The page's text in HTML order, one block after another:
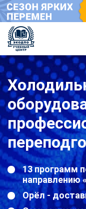
13 программ
направлению
Орёл -